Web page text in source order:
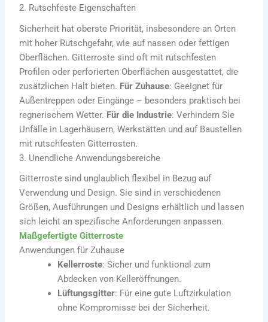
2. Rutschfeste Eigenschaften
Sicherheit hat oberste Priorität, insbesondere an Orten
mit hoher Rutschgefahr, wie auf nassen oder fettigen
Oberflächen. Gitterroste sind oft mit rutschfesten
Profilen oder perforierten Oberflächen ausgestattet, die
zusätzlichen Halt bieten. Für Zuhause: Geeignet für
Außentreppen oder Eingänge – besonders praktisch bei
regnerischem Wetter. Für die Industrie: Verhindern Sie
Unfälle in Lagerhäusern, Werkstätten und auf Baustellen
mit rutschfesten Gitterrosten.
3. Unendliche Anwendungsbereiche
Gitterroste sind unglaublich flexibel in Bezug auf
Verwendung und Design. Sie sind in verschiedenen
Größen, Ausführungen und Designs erhältlich und lassen
sich leicht an spezifische Anforderungen anpassen.
Maßgefertigte Gitterroste
Anwendungen für Zuhause
Kellerroste: Sicher und funktional zum
Abdecken von Kelleröffnungen.
Lüftungsgitter: Für eine gute Luftzirkulation
ohne Kompromisse bei der Sicherheit.